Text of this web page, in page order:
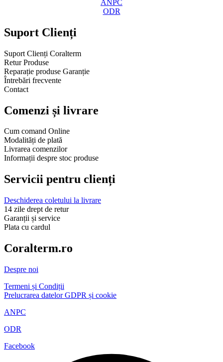
ANPC
ODR
Suport Clienți​
Suport Clienți Coralterm
Retur Produse
Reparație produse Garanție
Întrebări frecvente
Contact
Comenzi și livrare
Cum comand Online
Modalități de plată
Livrarea comenzilor
Informații despre stoc produse
Servicii pentru clienți
Deschiderea coletului la livrare
14 zile drept de retur
Garanții și service
Plata cu cardul
Coralterm.ro
Despre noi
Termeni și Condiții
Prelucrarea datelor GDPR și cookie
ANPC
ODR
Facebook